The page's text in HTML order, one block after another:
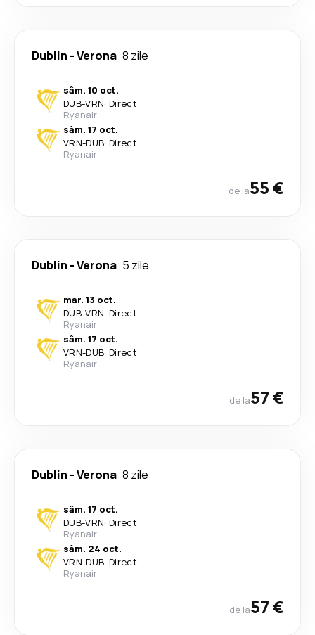
Dublin -Verona 8 zile
sâm. 10 oct.
DUB-VRN· Direct
Ryanair
sâm. 17 oct.
VRN-DUB· Direct
Ryanair
de la55 €
Dublin -Verona 5 zile
mar. 13 oct.
DUB-VRN· Direct
Ryanair
sâm. 17 oct.
VRN-DUB· Direct
Ryanair
de la57 €
Dublin -Verona 8 zile
sâm. 17 oct.
DUB-VRN· Direct
Ryanair
sâm. 24 oct.
VRN-DUB· Direct
Ryanair
de la57 €